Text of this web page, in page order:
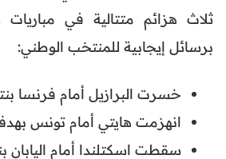
ثلاث هزائم متتالية في
برسائل إيجابية للمنتخب الوطني:
خسرت البرازيل أمام فرنسا
انهزمت هايتي أمام تونس
سقطت اسكتلندا أمام اليابان